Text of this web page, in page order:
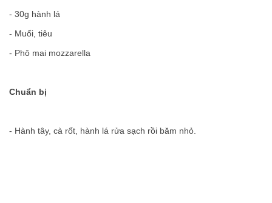
- 30g hành lá
- Muối, tiêu
- Phô mai mozzarella
Chuẩn bị
- Hành tây, cà rốt, hành lá rửa sạch rồi băm nhỏ.